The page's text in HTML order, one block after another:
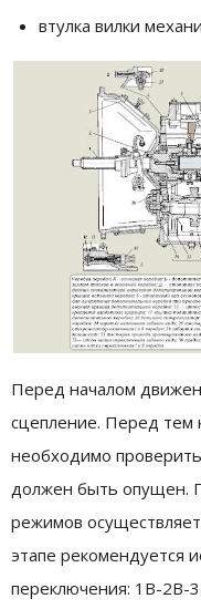
втулка вилки
Перед началом
сцепление. Перед тем
необходимо
должен быть опущен.
режимов
этапе рекомендуется
переключения: 1B-2B-